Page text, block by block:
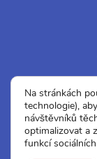
Úřední
Na stránkách
technologie),
návštěvníků
optimalizovat a
funkcí